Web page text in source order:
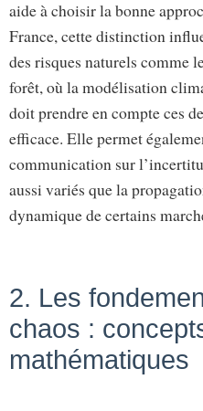
aide à choisir la bonne
France, cette distinction
des risques naturels comme
forêt, où la modélisation
doit prendre en compte ces
efficace. Elle permet
communication sur
aussi variés que la
dynamique de certains
2. Les
chaos :
mathématiques